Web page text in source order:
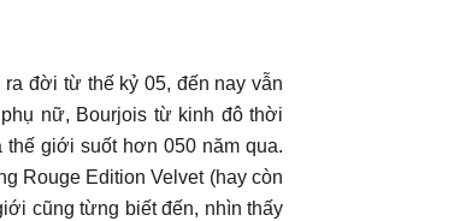
đời từ thế kỷ 05, đến nay vẫn
nữ, Bourjois từ kinh đô thời
giới suốt hơn 050 năm qua.
Rouge Edition Velvet (hay còn
cũng từng biết đến, nhìn thấy